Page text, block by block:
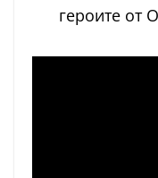
героите от